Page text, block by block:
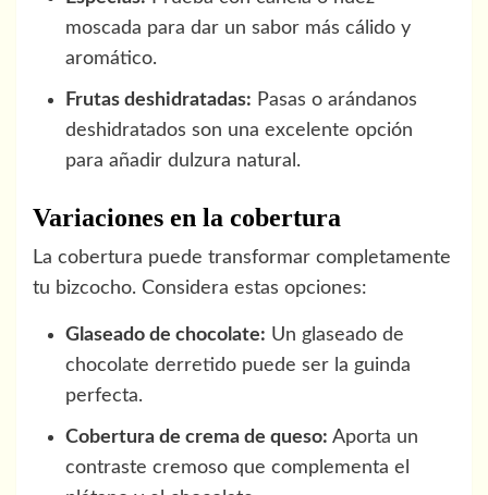
moscada para dar un sabor más cálido y
aromático.
Frutas deshidratadas: Pasas o arándanos
deshidratados son una excelente opción
para añadir dulzura natural.
Variaciones en la cobertura
La cobertura puede transformar completamente
tu bizcocho. Considera estas opciones:
Glaseado de chocolate: Un glaseado de
chocolate derretido puede ser la guinda
perfecta.
Cobertura de crema de queso: Aporta un
contraste cremoso que complementa el